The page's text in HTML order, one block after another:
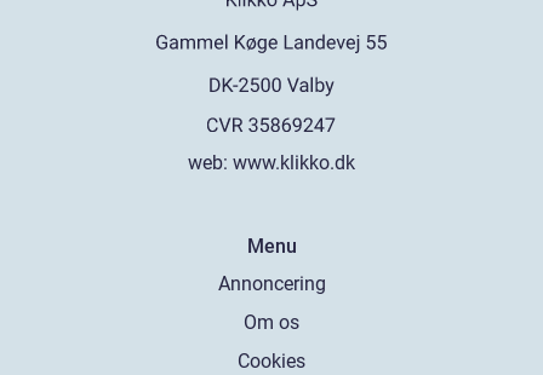
web: www.klikko.dk
Menu
Annoncering
Om os
Cookies